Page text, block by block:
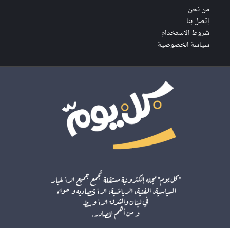
من نحن
إتصل بنا
شروط الاستخدام
سياسة الخصوصية